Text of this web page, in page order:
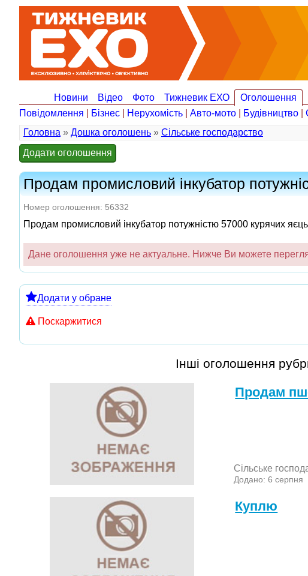
Новини Відео Фото Тижневик ЕХО Оголошення
Повідомлення
Бізнес Нерухомість Авто-мото Будівництво
Головна » Дошка оголошень » Сільське господарство
Додати оголошення
Продам промисловий інкубатор
Номер оголошення: 56332
Продам промисловий інкубатор потужністю 57000 курячих
Дане оголошення уже не актуальне. Нижче Ви можете
Додати у обране
Поскаржитися
Інші оголошення
Продам
Сільське
Додано: 6 серпня
Куплю